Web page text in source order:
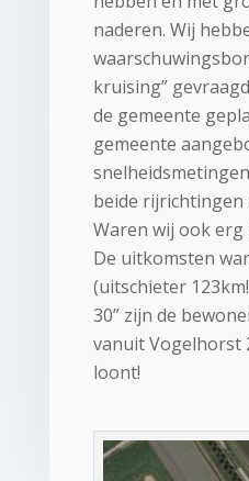
naderen. Wij
kruising”
de gemeente
gemeente
beide
Waren wij ook erg
De uitkomsten
(uitschieter
30” zijn de
vanuit Vogelhorst
loont!